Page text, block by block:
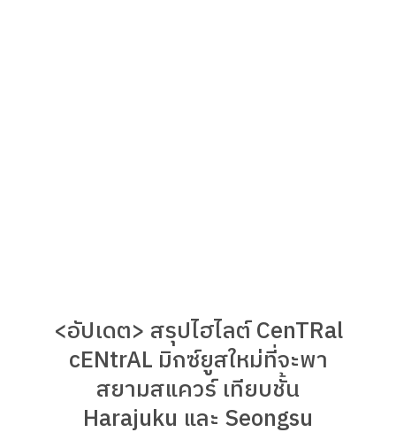
<อัปเดต> สรุปไฮไลต์ CenTRal
cENtrAL มิกซ์ยูสใหม่ที่จะพา
สยามสแควร์ เทียบชั้น
Harajuku และ Seongsu